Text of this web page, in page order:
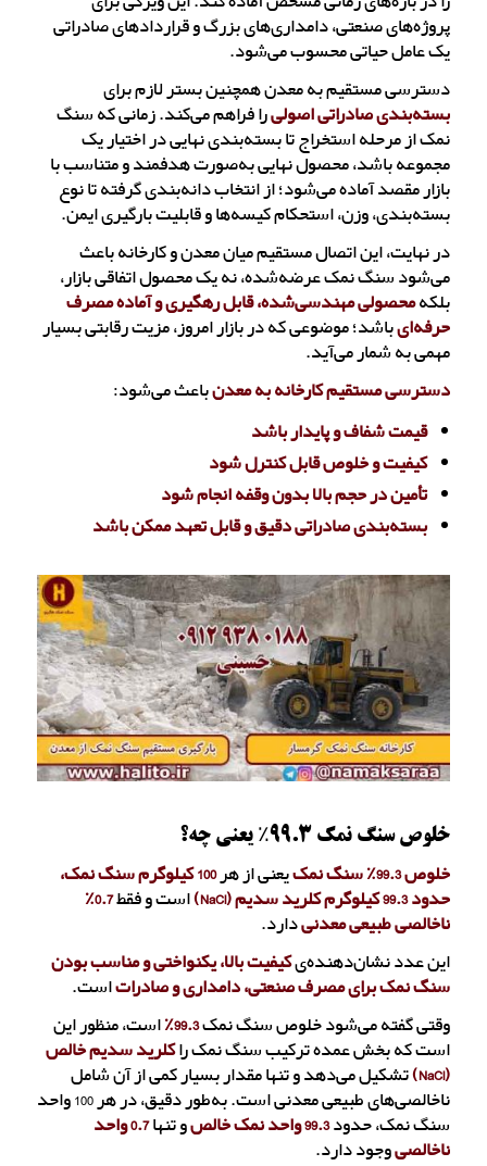
پروژه‌های صنعتی، دامداری‌های بزرگ و قراردادهای صادراتی
یک عامل حیاتی محسوب می‌شود.
دسترسی مستقیم به معدن همچنین بستر لازم برای
بسته‌بندی صادراتی اصولیرا فراهم می‌کند. زمانی که سنگ
نمک از مرحله استخراج تا بسته‌بندی نهایی در اختیار یک
مجموعه باشد، محصول نهایی به‌صورت هدفمند و متناسب با
بازار مقصد آماده می‌شود؛ از انتخاب دانه‌بندی گرفته تا نوع
بسته‌بندی، وزن، استحکام کیسه‌ها و قابلیت بارگیری ایمن.
در نهایت، این اتصال مستقیم میان معدن و کارخانه باعث
می‌شود سنگ نمک عرضه‌شده، نه یک محصول اتفاقی بازار،
بلکهمحصولی مهندسی‌شده، قابل رهگیری و آماده مصرف
حرفه‌ایباشد؛ موضوعی که در بازار امروز، مزیت رقابتی بسیار
مهمی به شمار می‌آید.
دسترسی مستقیم کارخانه به معدنباعث می‌شود:
قیمت شفاف و پایدار باشد
کیفیت و خلوص قابل کنترل شود
تأمین در حجم بالا بدون وقفه انجام شود
بسته‌بندی صادراتی دقیق و قابل تعهد ممکن باشد
خلوص سنگ نمک 99.3٪ یعنی چه؟
خلوص 99.3٪ سنگ نمک یعنی از هر
100 کیلوگرم سنگ نمک،
حدود 99.3 کیلوگرم کلرید سدیم (NaCl)
است و فقط
0.7٪
ناخالصی طبیعی معدنیدارد.
این عدد نشان‌دهنده‌یکیفیت بالا، یکنواختی و مناسب بودن
سنگ نمک برای مصرف صنعتی، دامداری و صادراتاست.
وقتی گفته می‌شود خلوص سنگ نمک99.3٪ است، منظور این
است که بخش عمده ترکیب سنگ نمک راکلرید سدیم خالص
(NaCl)
تشکیل می‌دهد و تنها مقدار بسیار کمی از آن شامل
ناخالصی‌های طبیعی معدنی است. به‌طور دقیق، در هر 100 واحد
سنگ نمک، حدود99.3 واحد نمک خالص و تنها
0.7 واحد
ناخالصیوجود دارد.